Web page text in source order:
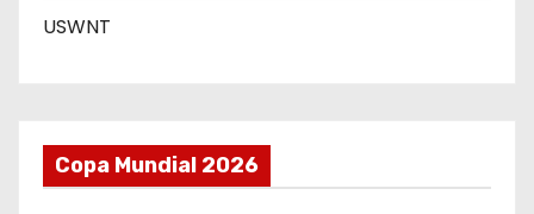
USWNT
Copa Mundial 2026